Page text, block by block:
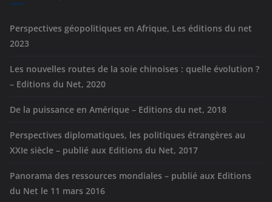
s
Perspectives géopolitiques en Afrique, Les éditions du net
2023
Les nouvelles routes de la soie chinoises : quelle évolution ?
– Editions du Net, 2020
De la puissance en Amérique – Editions du net, 2018
Perspectives diplomatiques, les politiques étrangères au
XXIe siècle – publié aux Editions du Net, 2017
Panorama des ressources mondiales – publié aux Editions
du Net le 11 mars 2016